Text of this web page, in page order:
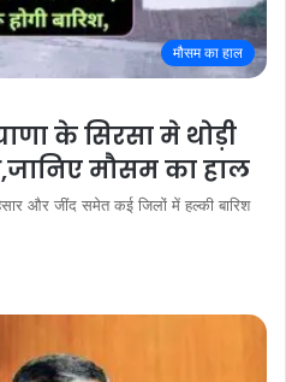
मौसम का हाल
के सिरसा मे थोड़ी
मौसम का हाल
और जींद समेत कई जिलों में हल्की बारिश